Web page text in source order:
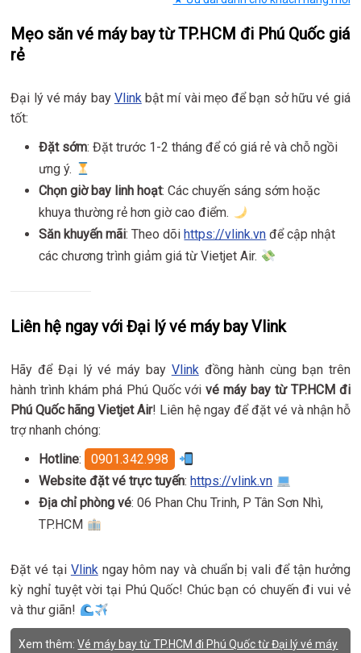
Mẹo săn vé máy bay từ TP.HCM đi Phú Quốc giá
rẻ
Đại lý vé máy bay Vlinkbật mí vài mẹo để bạn sở hữu vé giá
tốt:
Đặt sớm: Đặt trước 1-2 tháng để có giá rẻ và chỗ ngồi
ưng ý.
Chọn giờ bay linh hoạt: Các chuyến sáng sớm hoặc
khuya thường rẻ hơn giờ cao điểm.
Săn khuyến mãi: Theo dõihttps://vlink.vn để cập nhật
các chương trình giảm giá từ Vietjet Air.
Liên hệ ngay với Đại lý vé máy bay Vlink
Hãy để Đại lý vé máy bay Vlinkđồng hành cùng bạn trên
hành trình khám phá Phú Quốc vớivé máy bay từ TP.HCM đi
Phú Quốc hãng Vietjet Air! Liên hệ ngay để đặt vé và nhận hỗ
trợ nhanh chóng:
Hotline:
0901.342.998
Website đặt vé trực tuyến:https://vlink.vn
Địa chỉ phòng vé: 06 Phan Chu Trinh, P Tân Sơn Nhì,
TP.HCM
Đặt vé tại Vlinkngay hôm nay và chuẩn bị vali để tận hưởng
kỳ nghỉ tuyệt vời tại Phú Quốc! Chúc bạn có chuyến đi vui vẻ
và thư giãn!
Xem thêm:Vé máy bay từ TP.HCM đi Phú Quốc từ Đại lý vé máy